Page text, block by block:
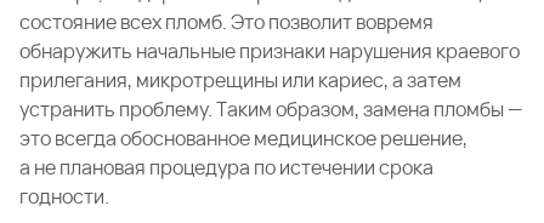
состояние всех пломб. Это позволит вовремя
обнаружить начальные признаки нарушения краевого
прилегания, микротрещины или кариес, а затем
устранить проблему. Таким образом, замена пломбы —
это всегда обоснованное медицинское решение,
а не плановая процедура по истечении срока
годности.